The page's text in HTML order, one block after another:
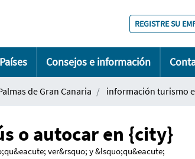
REGISTRE SU
Países Consejos e información
de Gran Canaria información turismo
o autocar en {city}
ver&rsquo; y &lsquo;qu&eacute;